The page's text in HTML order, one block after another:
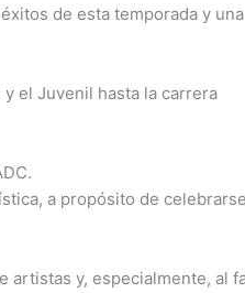
de esta temporada y una
el Juvenil hasta la carrera
a propósito de
artistas y, especialmente, al